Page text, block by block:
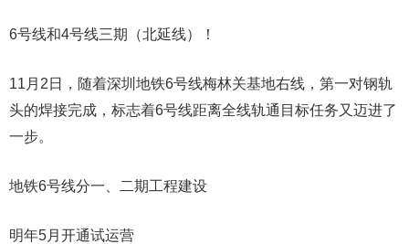
6号线和4号线三期（北延线）！
11月2日，随着深圳地铁6号线梅林关基地右线，第一对钢轨
头的焊接完成，标志着6号线距离全线轨通目标任务又迈进了
一步。
地铁6号线分一、二期工程建设
明年5月开通试运营